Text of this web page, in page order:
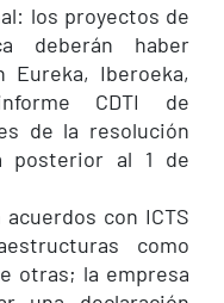
los proyectos de
deberán haber
Iberoeka,
CDTI de
de la resolución
posterior al 1 de
con ICTS
como
otras; la empresa